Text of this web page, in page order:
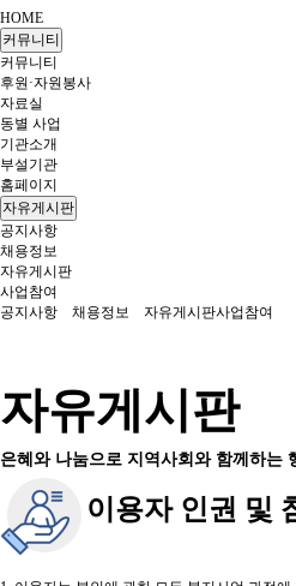
HOME
커뮤니티
커뮤니티
후원·자원봉사
자료실
동별 사업
기관소개
부설기관
홈페이지
자유게시판
공지사항
채용정보
자유게시판
사업참여
공지사항
채용정보 자유게시판사업참여
자유게시판
은혜와 나눔으로 지역사회와 함께하는
이용자 인권 및